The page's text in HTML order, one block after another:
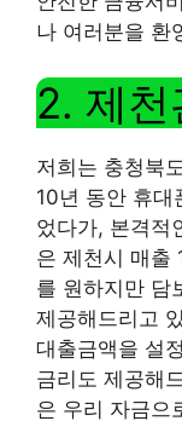
나 여러분을 환
2. 제천
저희는 충청북
10년 동안 휴대
었다가, 본격적
은 제천시 매출
를 원하지만 담
제공해드리고
대출금액을 설
금리도 제공해
은 우리 자금으